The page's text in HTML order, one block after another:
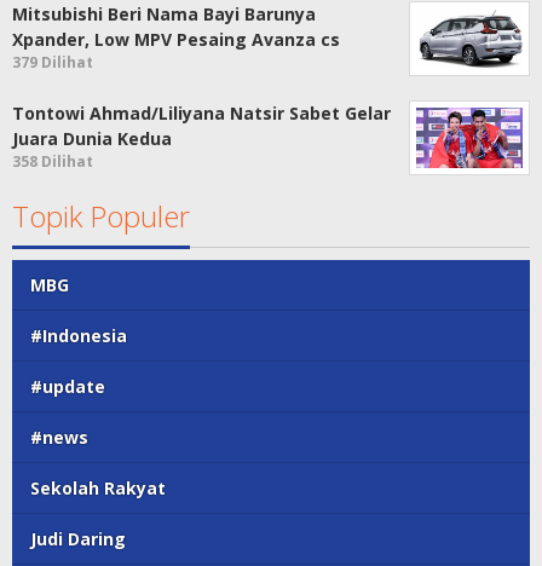
Mitsubishi Beri Nama Bayi Barunya
Xpander, Low MPV Pesaing Avanza cs
379 Dilihat
Tontowi Ahmad/Liliyana Natsir Sabet Gelar
Juara Dunia Kedua
358 Dilihat
Topik Populer
MBG
#Indonesia
#update
#news
Sekolah Rakyat
Judi Daring